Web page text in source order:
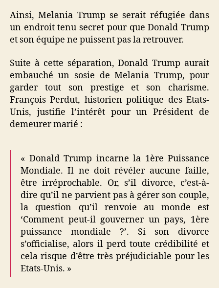
Ainsi, Melania Trump se serait réfugiée dans
un endroit tenu secret pour que Donald Trump
et son équipe ne puissent pas la retrouver.
Suite à cette séparation, Donald Trump aurait
embauché un sosie de Melania Trump, pour
garder tout son prestige et son charisme.
François Perdut, historien politique des Etats-
Unis, justifie l’intérêt pour un Président de
demeurer marié :
« Donald Trump incarne la 1ère Puissance
Mondiale. Il ne doit révéler aucune faille,
être irréprochable. Or, s’il divorce, c’est-à-
dire qu’il ne parvient pas à gérer son couple,
la question qu’il renvoie au monde est
‘Comment peut-il gouverner un pays, 1ère
puissance mondiale ?’. Si son divorce
s’officialise, alors il perd toute crédibilité et
cela risque d’être très préjudiciable pour les
Etats-Unis. »